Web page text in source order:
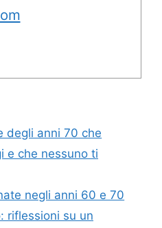
degli anni 70 che
e che nessuno ti
negli anni 60 e 70
riflessioni su un